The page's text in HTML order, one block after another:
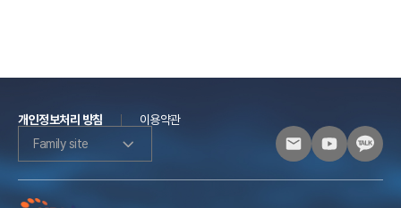
개인정보처리 방침
이용약관
Family site